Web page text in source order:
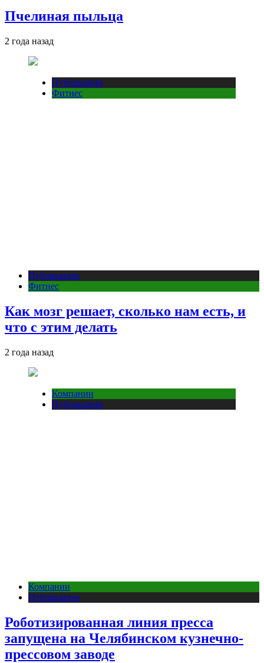
Пчелиная пыльца
2 года назад
Публикации
Фитнес
Публикации
Фитнес
Как мозг решает, сколько нам есть, и
что с этим делать
2 года назад
Компании
Публикации
Компании
Публикации
Роботизированная линия пресса
запущена на Челябинском кузнечно-
прессовом заводе